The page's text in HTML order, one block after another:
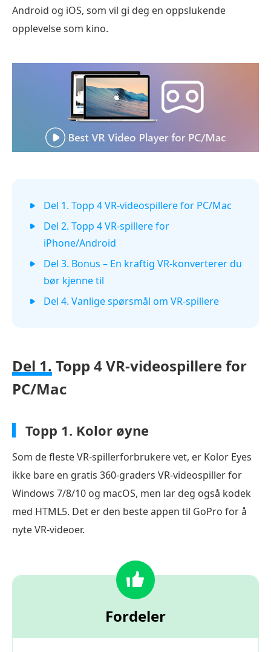
Android og iOS, som vil gi deg en oppslukende
opplevelse som kino.
Del 1. Topp 4 VR-videospillere for PC/Mac
Del 2. Topp 4 VR-spillere for
iPhone/Android
Del 3. Bonus – En kraftig VR-konverterer du
bør kjenne til
Del 4. Vanlige spørsmål om VR-spillere
Del 1. Topp 4 VR-videospillere for
PC/Mac
Topp 1. Kolor øyne
Som de fleste VR-spillerforbrukere vet, er Kolor Eyes
ikke bare en gratis 360-graders VR-videospiller for
Windows 7/8/10 og macOS, men lar deg også kodek
med HTML5. Det er den beste appen til GoPro for å
nyte VR-videoer.
Fordeler